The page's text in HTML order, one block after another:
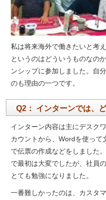
私は将来海外で働きたいと考
というのはどういうものなの
ンシップに参加しました。自
のも理由の一つです。
Q2： インターンでは、
インターン内容は主にデスク
カウントから、Wordを使っ
で伝票の作成などをしました
で最初は大変でしたが、社員
とても勉強になりました。
一番難しかったのは、カスタ